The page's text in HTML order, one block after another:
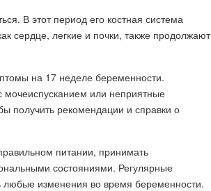
В этот период его костная система
сердце, легкие и почки, также продолжают
на 17 неделе беременности.
или неприятные
получить рекомендации и справки о
питании, принимать
состояниями. Регулярные
любые изменения во время беременности.